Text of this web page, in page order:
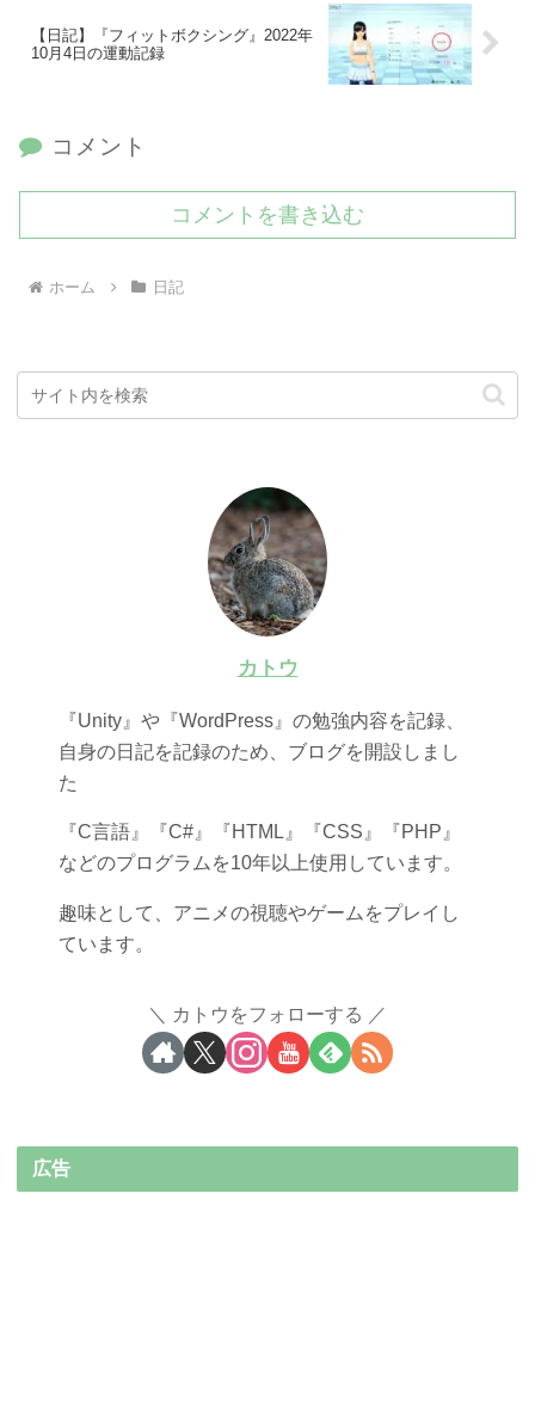
【日記】『フィットボクシング』2022年
10月4日の運動記録
コメント
コメントを書き込む
ホーム 日記
カトウ
『Unity』や『WordPress』の勉強内容を記録、
自身の日記を記録のため、ブログを開設しまし
た
『C言語』『C#』『HTML』『CSS』『PHP』
などのプログラムを10年以上使用しています。
趣味として、アニメの視聴やゲームをプレイし
ています。
カトウをフォローする
広告